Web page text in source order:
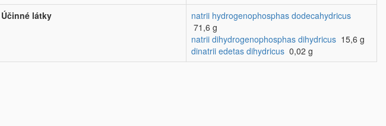
Účinné látky
natrii hydrogenophosphas dodecahydricus
71,6 g
natrii dihydrogenophosphas dihydricus 15,6 g
dinatrii edetas dihydricus 0,02 g